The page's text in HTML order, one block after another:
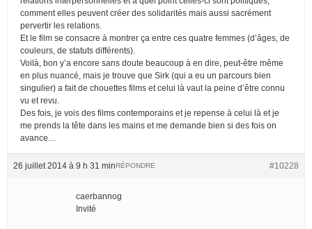
comment elles peuvent créer des solidarités mais aussi sacrément
pervertir les relations.
Et le film se consacre à montrer ça entre ces quatre femmes (d’âges, de
couleurs, de statuts différents).
Voilà, bon y’a encore sans doute beaucoup à en dire, peut-être même
en plus nuancé, mais je trouve que Sirk (qui a eu un parcours bien
singulier) a fait de chouettes films et celui là vaut la peine d’être connu
vu et revu.
Des fois, je vois des films contemporains et je repense à celui là et je
me prends la tête dans les mains et me demande bien si des fois on
avance…
26 juillet 2014 à 9 h 31 min #10228
RÉPONDRE
caerbannog
Invité